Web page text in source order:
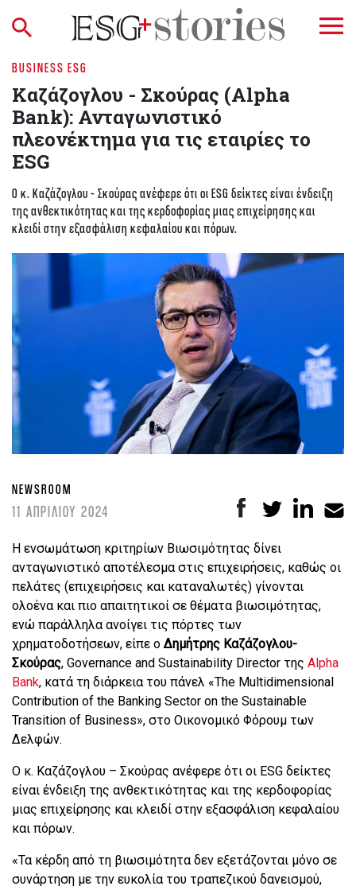
BUSINESS ESG
Καζάζογλου - Σκούρας (Alpha
Bank): Ανταγωνιστικό
πλεονέκτημα για τις εταιρίες το
ESG
Ο κ. Καζάζογλου – Σκούρας ανέφερε ότι οι ESG δείκτες είναι ένδειξη
της ανθεκτικότητας και της κερδοφορίας μιας επιχείρησης και
κλειδί στην εξασφάλιση κεφαλαίου και πόρων.
NEWSROOM
11 ΑΠΡΙΛΙΟΥ 2024
Η ενσωμάτωση κριτηρίων Βιωσιμότητας δίνει
ανταγωνιστικό αποτέλεσμα στις επιχειρήσεις, καθώς οι
πελάτες (επιχειρήσεις και καταναλωτές) γίνονται
ολοένα και πιο απαιτητικοί σε θέματα βιωσιμότητας,
ενώ παράλληλα ανοίγει τις πόρτες των
χρηματοδοτήσεων, είπε οΔημήτρης Καζάζογλου-
Σκούρας, Governance and Sustainability Director της Alpha
Bank, κατά τη διάρκεια του πάνελ «The Multidimensional
Contribution of the Banking Sector on the Sustainable
Transition of Business», στο Οικονομικό Φόρουμ των
Δελφών.
Ο κ. Καζάζογλου – Σκούρας ανέφερε ότι οι ESG δείκτες
είναι ένδειξη της ανθεκτικότητας και της κερδοφορίας
μιας επιχείρησης και κλειδί στην εξασφάλιση κεφαλαίου
και πόρων.
«Τα κέρδη από τη βιωσιμότητα δεν εξετάζονται μόνο σε
συνάρτηση με την ευκολία του τραπεζικού δανεισμού,